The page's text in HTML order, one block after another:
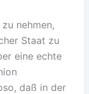
nehmen,
Staat zu
eine echte
daß in der